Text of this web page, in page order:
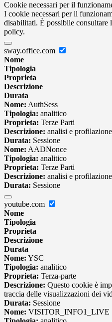
Cookie necessari per il
I cookie necessari per il
disabilitati. È possibile consultare
policy.
sway.office.com
Nome
Tipologia
Proprieta
Descrizione
Durata
Nome: AuthSess
Tipologia: analitico
Proprieta: Terze Parti
Descrizione: analisi e
Durata: Sessione
Nome: AADNonce
Tipologia: analitico
Proprieta: Terze Parti
Descrizione: analisi e
Durata: Sessione
youtube.com
Nome
Tipologia
Proprieta
Descrizione
Durata
Nome: YSC
Tipologia: analitico
Proprieta: Terza-parte
Descrizione: Questo cookie è
traccia delle visualizzazioni dei
Durata: Sessione
Nome: VISITOR_INFO1_LIVE